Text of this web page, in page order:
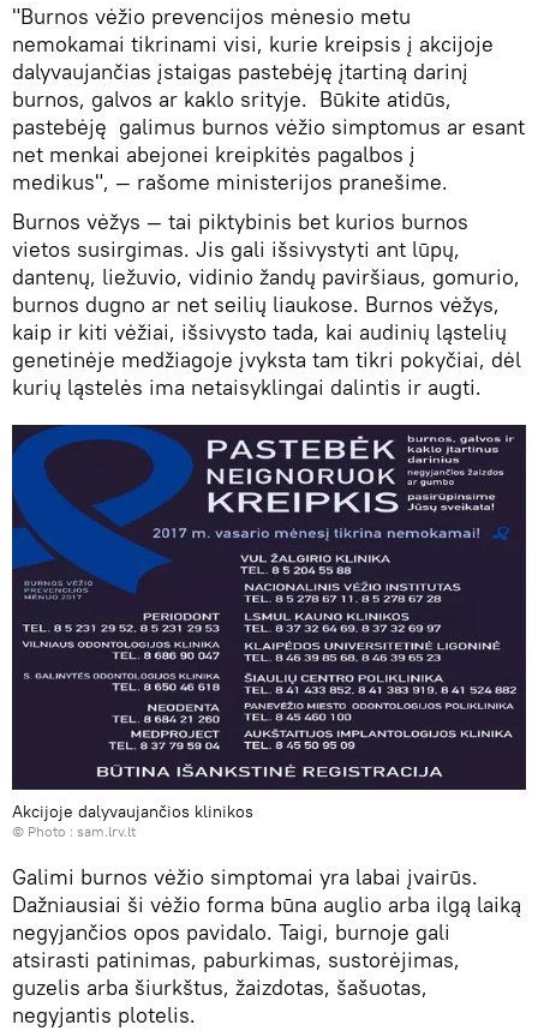
"Burnos vėžio prevencijos mėnesio metu
nemokamai tikrinami visi, kurie kreipsis į akcijoje
dalyvaujančias įstaigas pastebėję įtartiną darinį
burnos, galvos ar kaklo srityje. Būkite atidūs,
pastebėję galimus burnos vėžio simptomus ar esant
net menkai abejonei kreipkitės pagalbos į
medikus", — rašome ministerijos pranešime.
Burnos vėžys — tai piktybinis bet kurios burnos
vietos susirgimas. Jis gali išsivystyti ant lūpų,
dantenų, liežuvio, vidinio žandų paviršiaus, gomurio,
burnos dugno ar net seilių liaukose. Burnos vėžys,
kaip ir kiti vėžiai, išsivysto tada, kai audinių ląstelių
genetinėje medžiagoje įvyksta tam tikri pokyčiai, dėl
kurių ląstelės ima netaisyklingai dalintis ir augti.
Akcijoje dalyvaujančios klinikos
© Photo : sam.lrv.lt
Galimi burnos vėžio simptomai yra labai įvairūs.
Dažniausiai ši vėžio forma būna auglio arba ilgą laiką
negyjančios opos pavidalo. Taigi, burnoje gali
atsirasti patinimas, paburkimas, sustorėjimas,
guzelis arba šiurkštus, žaizdotas, šašuotas,
negyjantis plotelis.